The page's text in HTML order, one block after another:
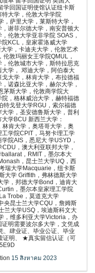
学回国证明使馆认证纽卡斯
大学，伦敦大学学院
萨里大学，莱斯特大学，
谢菲尔德大学，南安普顿大
伦敦大学亚非学院 SOAS，
KCL，皇家霍洛威大学
学，卡迪夫大学，伦敦艺术
敦玛丽女王学院QMUL，
伦敦城市大学，斯特拉思克
学， 邓迪大学，阿伯泰大
大学，林肯大学，布拉德福
诺森比亚大学，赫尔大学，
茅斯大学，伦敦商学院大
，格林威治大学，赫特福德
特戈登大学RGU，索尔福德
学，圣安德鲁斯大学，普利
学BCU 新西兰大学：
肯大学，奥塔哥大学，奥
学院CPIT，马努卡理工学
院AIS，悉尼大 学USYD，
，澳大利亚联邦大学，
，RMIT，墨尔本大
，昆士兰大学UQ，西
瑞大学Macquarie，纽卡斯
大学 Griffith，弗林德斯大学
学，邦德大学Bond，迪肯大
，墨尔本皇家理工学院
Trobe，莫道克大学
央昆士兰大学CQU，詹姆斯
兰大学USQ，埃迪斯科文大
，维多利亚大学Victoria，办
明需要波尔多大学，文凭成
、肆业证、毕业公证、毕业
证明、 ★真实留信认证（可
15 สิงหาคม 2023